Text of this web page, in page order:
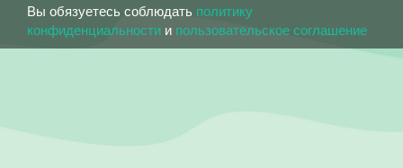
Вы обязуетесь соблюдать политику
конфиденциальности и пользовательское соглашение